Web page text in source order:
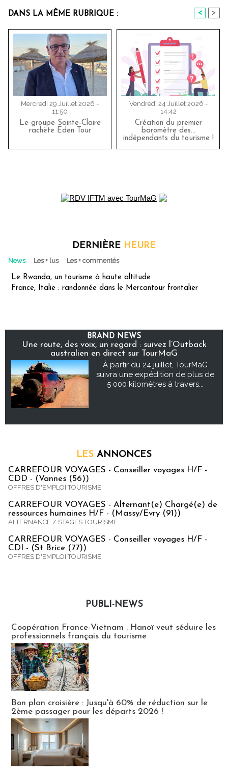
DANS LA MÊME RUBRIQUE : < >
Mercredi 29 Juillet 2026 -
11:50
Le groupe Sainte-Claire
rachète Eden Tour
Vendredi 24 Juillet 2026 -
14:42
Création du premier
baromètre des…
indépendants du tourisme !
DERNIÈRE HEURE
News Les + lus Les + commentés
Le Rwanda, un tourisme à haute altitude
France, Italie : randonnée dans le Mercantour frontalier
BRAND NEWS
Une route, des voix, un regard : suivez l’Outback
australien en direct sur TourMaG
À partir du 24 juillet, TourMaG
suivra une expédition de plus de
5 000 kilomètres à travers...
LES ANNONCES
CARREFOUR VOYAGES - Conseiller voyages H/F -
CDD - (Vannes (56))
OFFRES D'EMPLOI TOURISME
CARREFOUR VOYAGES - Alternant(e) Chargé(e) de
ressources humaines H/F - (Massy/Evry (91))
ALTERNANCE / STAGES TOURISME
CARREFOUR VOYAGES - Conseiller voyages H/F -
CDI - (St Brice (77))
OFFRES D'EMPLOI TOURISME
PUBLI-NEWS
Coopération France-Vietnam : Hanoï veut séduire les
professionnels français du tourisme
Bon plan croisière : Jusqu'à 60% de réduction sur le
2ème passager pour les départs 2026 !